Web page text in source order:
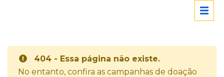
404 - Essa página não existe.
No entanto, confira as campanhas de doação